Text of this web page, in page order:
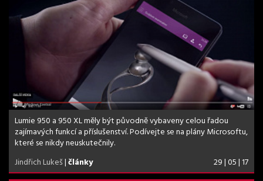
Lumie 950 a 950 XL měly být původně vybaveny celou řadou
zajímavých funkcí a příslušenství. Podívejte se na plány Microsoftu,
které se nikdy neuskutečnily.
Jindřich Lukeš|články 29 | 05 | 17